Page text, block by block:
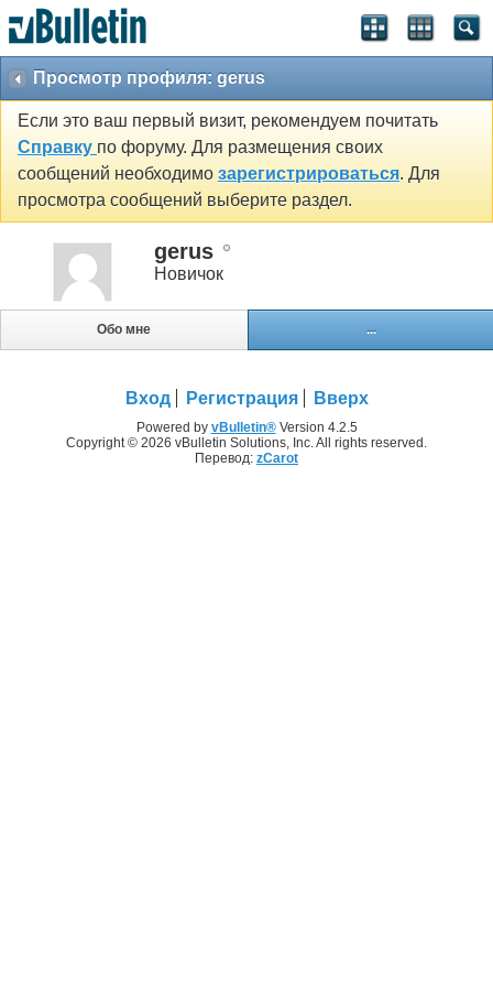
Просмотр профиля: gerus
Если это ваш первый визит, рекомендуем почитать
Справку по форуму. Для размещения своих
сообщений необходимо зарегистрироваться. Для
просмотра сообщений выберите раздел.
gerus
Новичок
Обо мне ...
Вход Регистрация Вверх
Powered by vBulletin®Version 4.2.5
Copyright © 2026 vBulletin Solutions, Inc. All rights reserved.
Перевод: zCarot